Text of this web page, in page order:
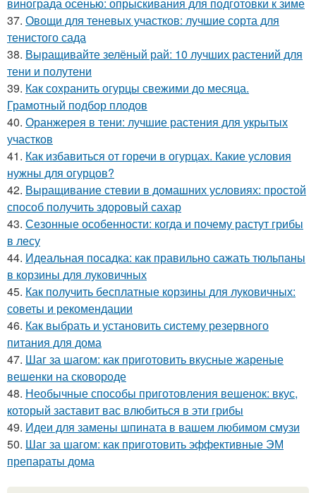
винограда осенью: опрыскивания для подготовки к зиме
37. Овощи для теневых участков: лучшие сорта для
тенистого сада
38. Выращивайте зелёный рай: 10 лучших растений для
тени и полутени
39. Как сохранить огурцы свежими до месяца.
Грамотный подбор плодов
40. Оранжерея в тени: лучшие растения для укрытых
участков
41. Как избавиться от горечи в огурцах. Какие условия
нужны для огурцов?
42. Выращивание стевии в домашних условиях: простой
способ получить здоровый сахар
43. Сезонные особенности: когда и почему растут грибы
в лесу
44. Идеальная посадка: как правильно сажать тюльпаны
в корзины для луковичных
45. Как получить бесплатные корзины для луковичных:
советы и рекомендации
46. Как выбрать и установить систему резервного
питания для дома
47. Шаг за шагом: как приготовить вкусные жареные
вешенки на сковороде
48. Необычные способы приготовления вешенок: вкус,
который заставит вас влюбиться в эти грибы
49. Идеи для замены шпината в вашем любимом смузи
50. Шаг за шагом: как приготовить эффективные ЭМ
препараты дома